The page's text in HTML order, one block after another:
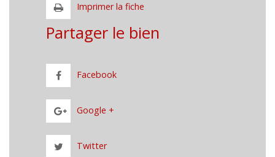
Imprimer la fiche
Partager le bien
Facebook
Google +
Twitter